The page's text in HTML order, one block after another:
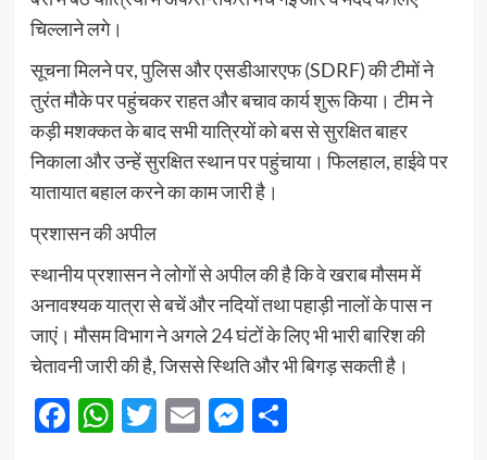
चिल्लाने लगे।
सूचना मिलने पर, पुलिस और एसडीआरएफ (SDRF) की टीमों ने
तुरंत मौके पर पहुंचकर राहत और बचाव कार्य शुरू किया। टीम ने
कड़ी मशक्कत के बाद सभी यात्रियों को बस से सुरक्षित बाहर
निकाला और उन्हें सुरक्षित स्थान पर पहुंचाया। फिलहाल, हाईवे पर
यातायात बहाल करने का काम जारी है।
प्रशासन की अपील
स्थानीय प्रशासन ने लोगों से अपील की है कि वे खराब मौसम में
अनावश्यक यात्रा से बचें और नदियों तथा पहाड़ी नालों के पास न
जाएं। मौसम विभाग ने अगले 24 घंटों के लिए भी भारी बारिश की
चेतावनी जारी की है, जिससे स्थिति और भी बिगड़ सकती है।
Facebook
WhatsApp
Twitter
EmailMessenger
Share